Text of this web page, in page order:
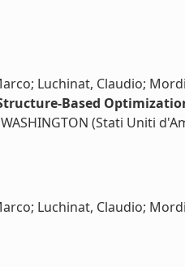
Luchinat, Claudio;
Based
(Stati Uniti
Luchinat, Claudio;